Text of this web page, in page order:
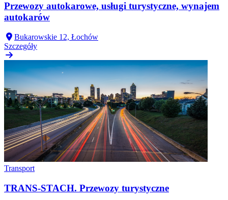
Przewozy autokarowe, usługi turystyczne, wynajem
autokarów
Bukarowskie 12, Łochów
Szczegóły
Transport
TRANS-STACH. Przewozy turystyczne